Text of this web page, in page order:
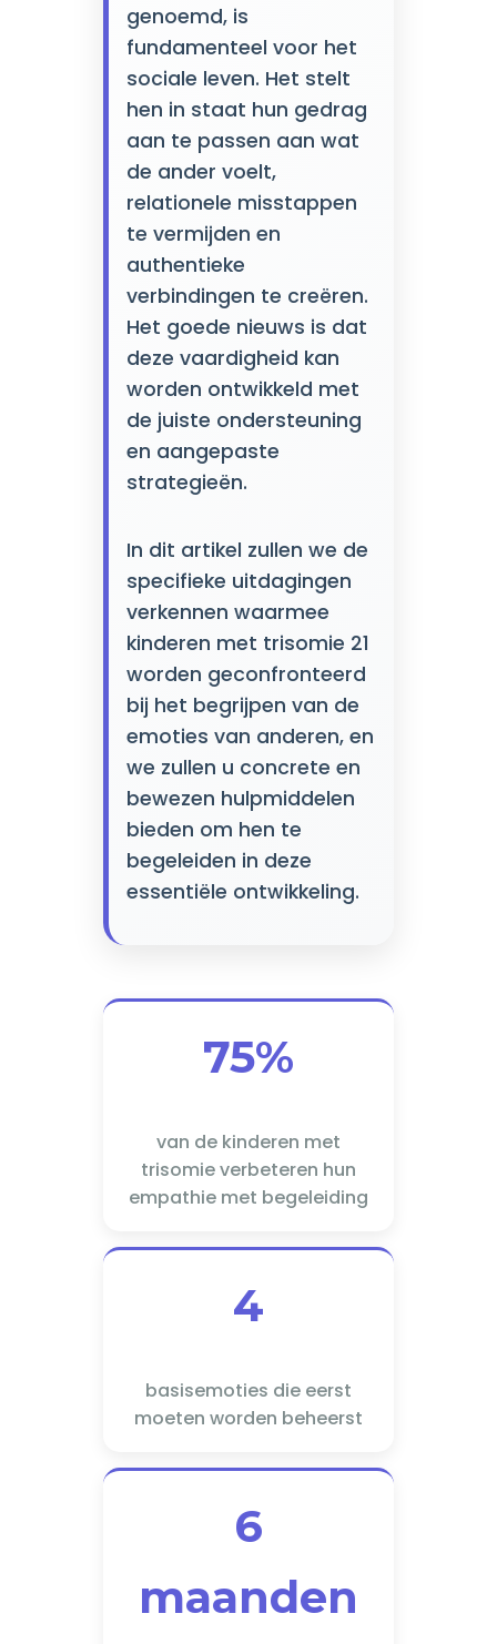
genoemd, is
fundamenteel voor het
sociale leven. Het stelt
hen in staat hun gedrag
aan te passen aan wat
de ander voelt,
relationele misstappen
te vermijden en
authentieke
verbindingen te creëren.
Het goede nieuws is dat
deze vaardigheid kan
worden ontwikkeld met
de juiste ondersteuning
en aangepaste
strategieën.
In dit artikel zullen we de
specifieke uitdagingen
verkennen waarmee
kinderen met trisomie 21
worden geconfronteerd
bij het begrijpen van de
emoties van anderen, en
we zullen u concrete en
bewezen hulpmiddelen
bieden om hen te
begeleiden in deze
essentiële ontwikkeling.
75%
van de kinderen met
trisomie verbeteren hun
empathie met begeleiding
4
basisemoties die eerst
moeten worden beheerst
6
maanden